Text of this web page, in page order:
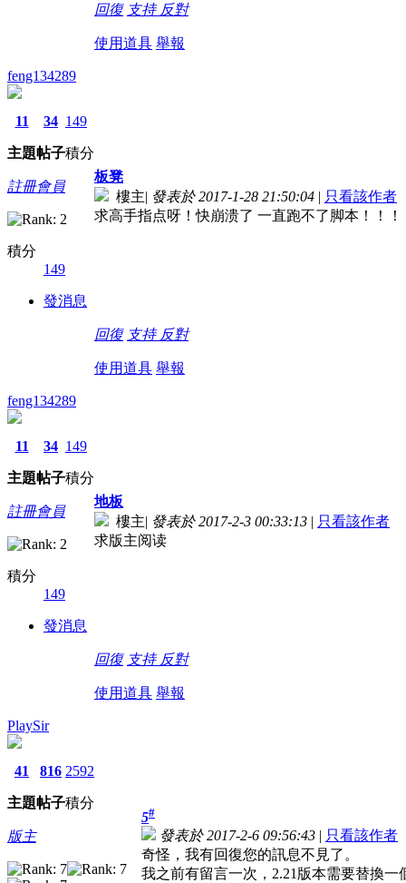
回復 支持 反對
使用道具 舉報
feng134289
11
主題
34
帖子
149
積分
註冊會員
積分
149
發消息
板凳
樓主| 發表於 2017-1-28 21:50:04 | 只看該作者
求高手指点呀！快崩溃了 一直跑不了脚本！！！
回復 支持 反對
使用道具 舉報
feng134289
11
主題
34
帖子
149
積分
註冊會員
積分
149
發消息
地板
樓主| 發表於 2017-2-3 00:33:13 | 只看該作者
求版主阅读
回復 支持 反對
使用道具 舉報
PlaySir
41
主題
816
帖子
2592
積分
版主
5#
發表於 2017-2-6 09:56:43 | 只看該作者
奇怪，我有回復您的訊息不見了。
我之前有留言一次，2.21版本需要替換